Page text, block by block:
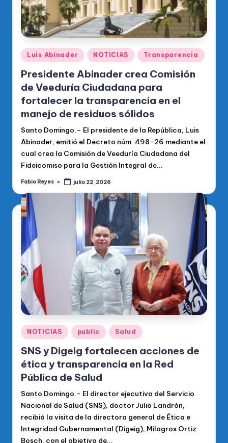
Publicado
en
Luis Abinader NOTICIAS Transparencia
Presidente Abinader crea Comisión
de Veeduría Ciudadana para
fortalecer la transparencia en el
manejo de residuos sólidos
Santo Domingo.– El presidente de la República, Luis
Abinader, emitió el Decreto núm. 498-26 mediante el
cual crea la Comisión de Veeduría Ciudadana del
Fideicomiso para la Gestión Integral de...
Publicado
Fabio Reyes julio 22, 2026
Publicado
en
NOTICIAS public Salud
SNS y Digeig fortalecen acciones de
ética y transparencia en la Red
Pública de Salud
Santo Domingo.- El director ejecutivo del Servicio
Nacional de Salud (SNS), doctor Julio Landrón,
recibió la visita de la directora general de Ética e
Integridad Gubernamental (Digeig), Milagros Ortiz
Bosch, con el objetivo de...